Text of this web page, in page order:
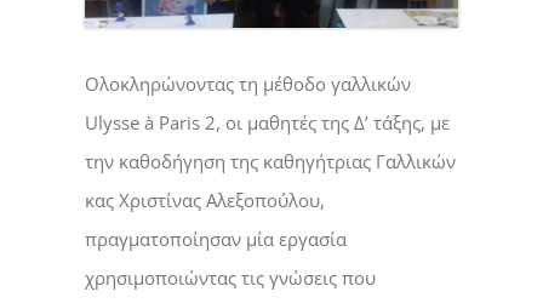
Ολοκληρώνοντας τη μέθοδο γαλλικών
Ulysse à Paris 2, οι μαθητές της Δ’ τάξης, με
την καθοδήγηση της καθηγήτριας Γαλλικών
κας Χριστίνας Αλεξοπούλου,
πραγματοποίησαν μία εργασία
χρησιμοποιώντας τις γνώσεις που